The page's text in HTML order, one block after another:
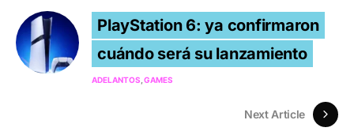
PlayStation 6: ya confirmaron
cuándo será su lanzamiento
ADELANTOS GAMES
Next Article